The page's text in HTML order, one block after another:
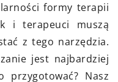
formy terapii
i terapeuci muszą
z tego narzędzia.
jest najbardziej
Nasz